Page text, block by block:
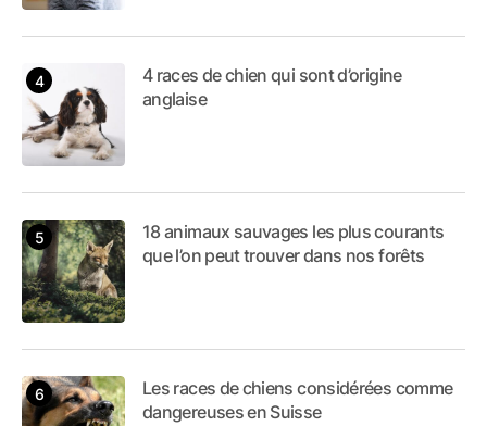
4 races de chien qui sont d’origine
anglaise
18 animaux sauvages les plus courants
que l’on peut trouver dans nos forêts
Les races de chiens considérées comme
dangereuses en Suisse